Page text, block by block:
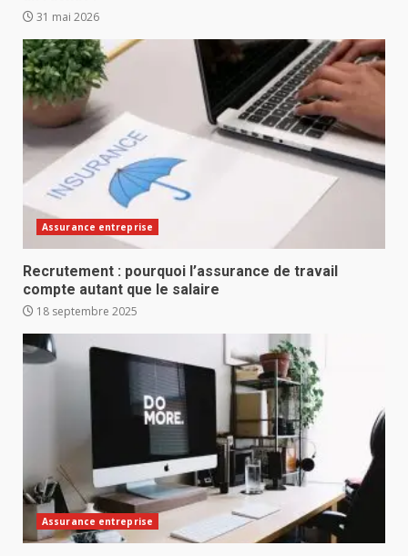
31 mai 2026
Assurance entreprise
Recrutement : pourquoi l’assurance de travail
compte autant que le salaire
18 septembre 2025
Assurance entreprise